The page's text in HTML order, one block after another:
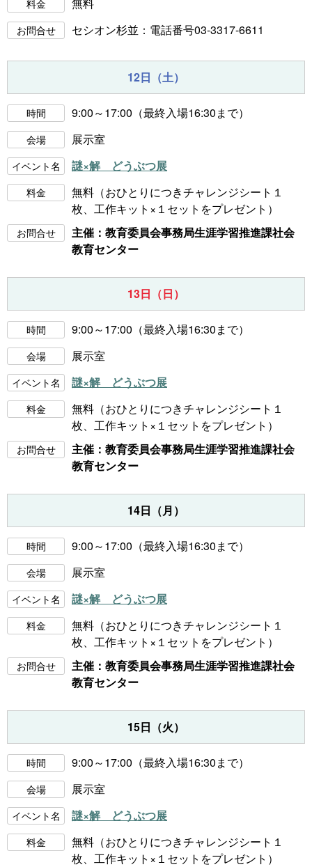
料金
お問合せ セシオン杉並：電話番号03-3317-6611
12日（土）
時間 9:00～17:00（最終入場16:30まで）
会場 展示室
イベント名 謎×解 どうぶつ展
料金
無料（おひとりにつきチャレンジシート１
枚、工作キット×１セットをプレゼント）
お問合せ
主催：教育委員会事務局生涯学習推進課社会
教育センター
13日（日）
時間 9:00～17:00（最終入場16:30まで）
会場 展示室
イベント名 謎×解 どうぶつ展
料金
無料（おひとりにつきチャレンジシート１
枚、工作キット×１セットをプレゼント）
お問合せ
主催：教育委員会事務局生涯学習推進課社会
教育センター
14日（月）
時間 9:00～17:00（最終入場16:30まで）
会場 展示室
イベント名 謎×解 どうぶつ展
料金
無料（おひとりにつきチャレンジシート１
枚、工作キット×１セットをプレゼント）
お問合せ
主催：教育委員会事務局生涯学習推進課社会
教育センター
15日（火）
時間 9:00～17:00（最終入場16:30まで）
会場 展示室
イベント名 謎×解 どうぶつ展
料金
無料（おひとりにつきチャレンジシート１
枚、工作キット×１セットをプレゼント）